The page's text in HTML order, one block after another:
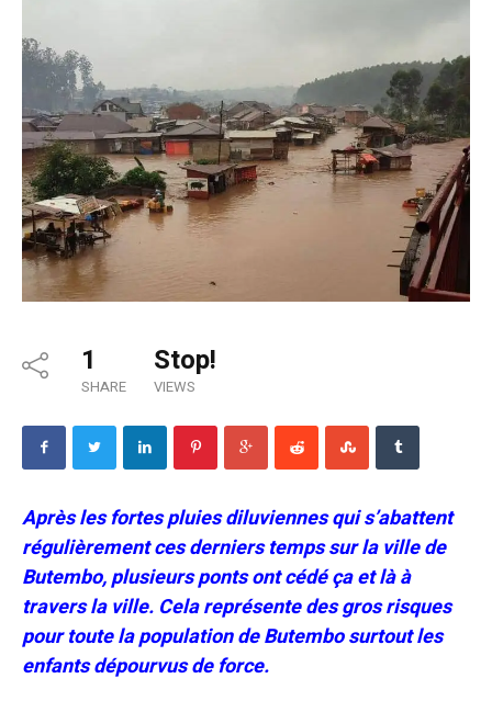
1
SHARE
Stop!
VIEWS
Après les fortes pluies diluviennes qui s’abattent
régulièrement ces derniers temps sur la ville de
Butembo, plusieurs ponts ont cédé ça et là à
travers la ville. Cela représente des gros risques
pour toute la population de Butembo surtout les
enfants dépourvus de force.